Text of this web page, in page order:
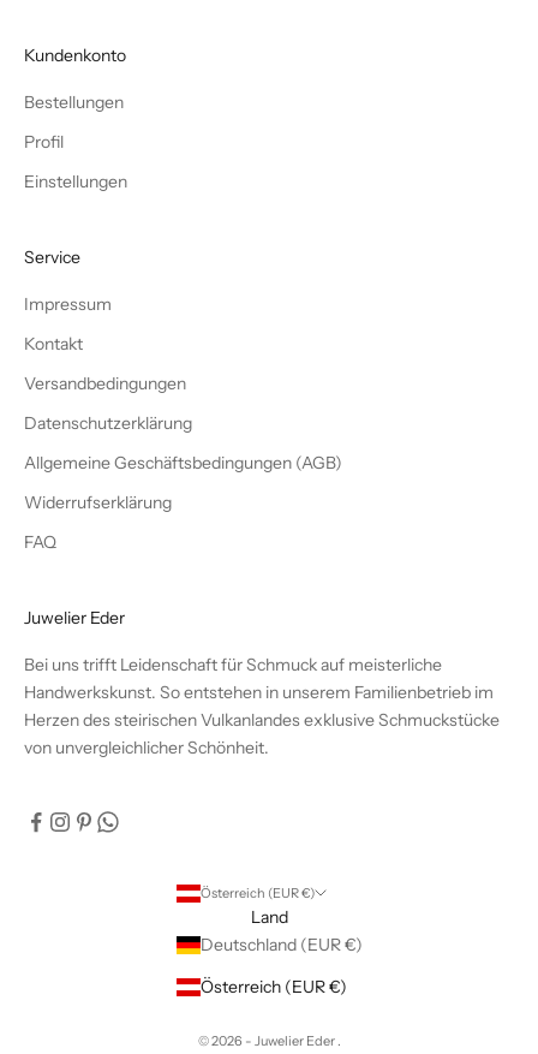
Kundenkonto
Bestellungen
Profil
Einstellungen
Service
Impressum
Kontakt
Versandbedingungen
Datenschutzerklärung
Allgemeine Geschäftsbedingungen (AGB)
Widerrufserklärung
FAQ
Juwelier Eder
Bei uns trifft Leidenschaft für Schmuck auf meisterliche
Handwerkskunst. So entstehen in unserem Familienbetrieb im
Herzen des steirischen Vulkanlandes exklusive Schmuckstücke
von unvergleichlicher Schönheit.
Österreich (EUR €)
Land
Deutschland (EUR €)
Österreich (EUR €)
© 2026 - Juwelier Eder .